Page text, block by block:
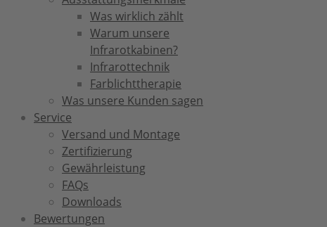
Was wirklich zählt
Warum unsere
Infrarotkabinen?
Infrarottechnik
Farblichttherapie
Was unsere Kunden sagen
Service
Versand und Montage
Zertifizierung
Gewährleistung
FAQs
Downloads
Bewertungen